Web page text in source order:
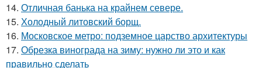
14. Отличная банька на крайнем севере.
15. Холодный литовский борщ.
16. Московское метро: подземное царство архитектуры
17. Обрезка винограда на зиму: нужно ли это и как
правильно сделать